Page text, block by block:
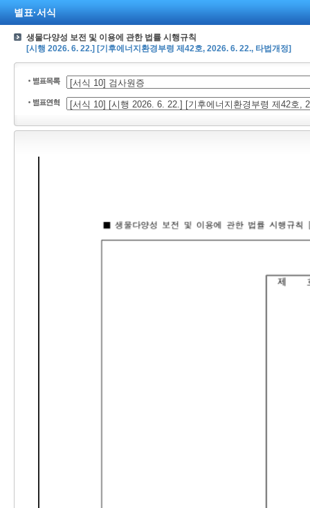
별표·서식
생물다양성 보전 및 이용에 관한 법률 시행규칙
[시행 2026. 6. 22.] [기후에너지환경부령 제42호, 2026. 6. 22., 타법개정]